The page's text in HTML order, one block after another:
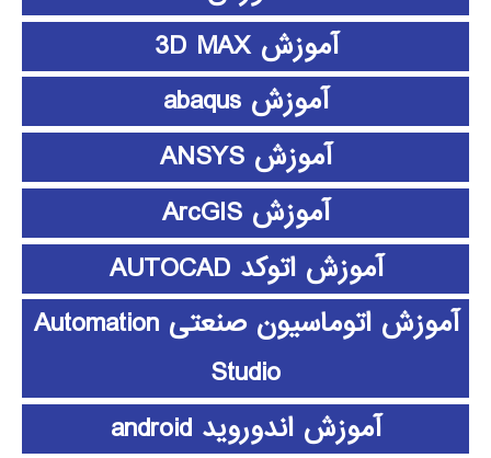
آموزش 3D MAX
آموزش abaqus
آموزش ANSYS
آموزش ArcGIS
آموزش اتوکد AUTOCAD
آموزش اتوماسیون صنعتی Automation
Studio
آموزش اندوروید android